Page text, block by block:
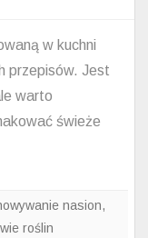
nasion
selera
zbierać
w kuchni
przepisów. Jest
warto
świeże
nasion,
roślin